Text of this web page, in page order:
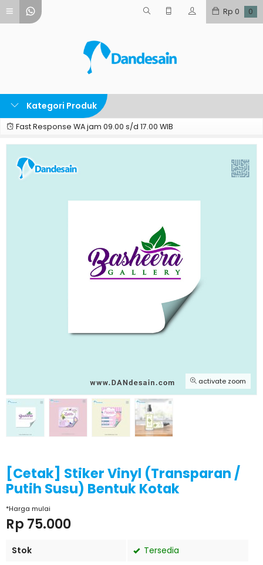
Rp 0 0
Kategori Produk
Fast Response WA jam 09.00 s/d 17.00 WIB
activate zoom
[Cetak] Stiker Vinyl (Transparan /
Putih Susu) Bentuk Kotak
*Harga mulai
Rp 75.000
Stok
Tersedia